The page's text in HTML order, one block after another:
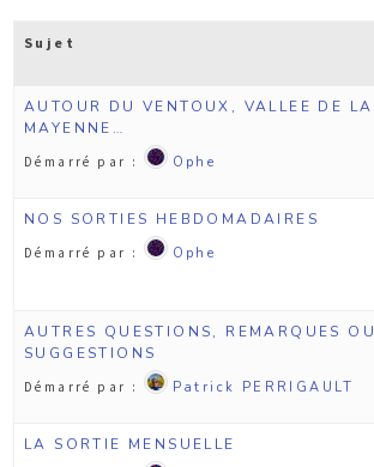
Sujet
AUTOUR DU VENTOUX, VALLEE DE LA
MAYENNE…
Démarré par : Ophe
NOS SORTIES HEBDOMADAIRES
Démarré par : Ophe
AUTRES QUESTIONS, REMARQUES OU
SUGGESTIONS
Démarré par : Patrick PERRIGAULT
LA SORTIE MENSUELLE